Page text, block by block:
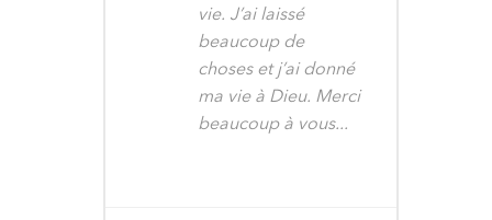
vie. J’ai laissé
beaucoup de
choses et j’ai donné
ma vie à Dieu. Merci
beaucoup à vous...